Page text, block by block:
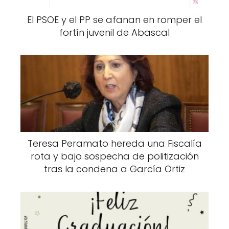
El PSOE y el PP se afanan en romper el
fortín juvenil de Abascal
Teresa Peramato hereda una Fiscalía
rota y bajo sospecha de politización
tras la condena a García Ortiz